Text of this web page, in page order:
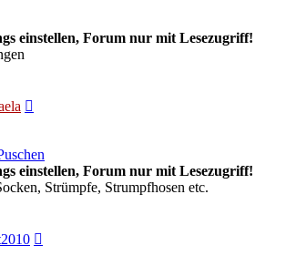
einstellen, Forum nur mit Lesezugriff!
einstellen, Forum nur mit Lesezugriff!
Strümpfe, Strumpfhosen etc.